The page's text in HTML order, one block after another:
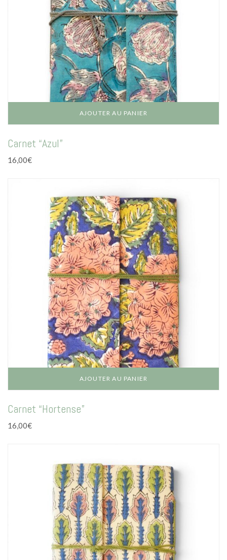
AJOUTER AU PANIER
Carnet “Azul”
16,00€
AJOUTER AU PANIER
Carnet “Hortense”
16,00€